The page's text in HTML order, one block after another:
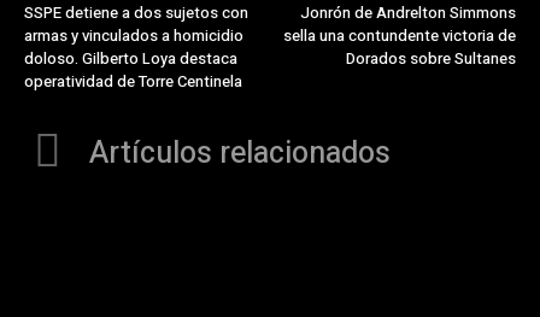
SSPE detiene a dos sujetos con
armas y vinculados a homicidio
doloso. Gilberto Loya destaca
operatividad de Torre Centinela
Jonrón de Andrelton Simmons
sella una contundente victoria de
Dorados sobre Sultanes
Artículos relacionados